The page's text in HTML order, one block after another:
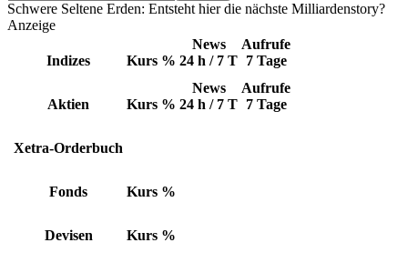
Schwere Seltene Erden: Entsteht hier die nächste Milliardenstory?
Anzeige
Indizes Kurs %
News
24 h / 7 T
Aufrufe
7 Tage
Aktien Kurs %
News
24 h / 7 T
Aufrufe
7 Tage
Xetra-Orderbuch
Fonds Kurs %
Devisen Kurs %